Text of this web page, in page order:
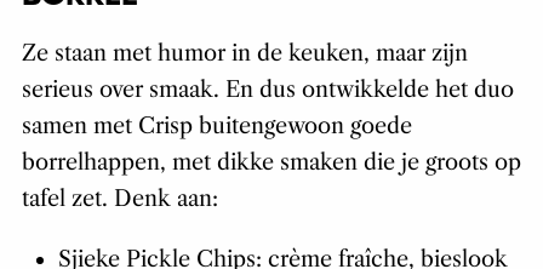
Ze staan met humor in de keuken, maar zijn
serieus over smaak. En dus ontwikkelde het duo
samen met Crisp buitengewoon goede
borrelhappen, met dikke smaken die je groots op
tafel zet. Denk aan:
Sjieke Pickle Chips: crème fraîche, bieslook